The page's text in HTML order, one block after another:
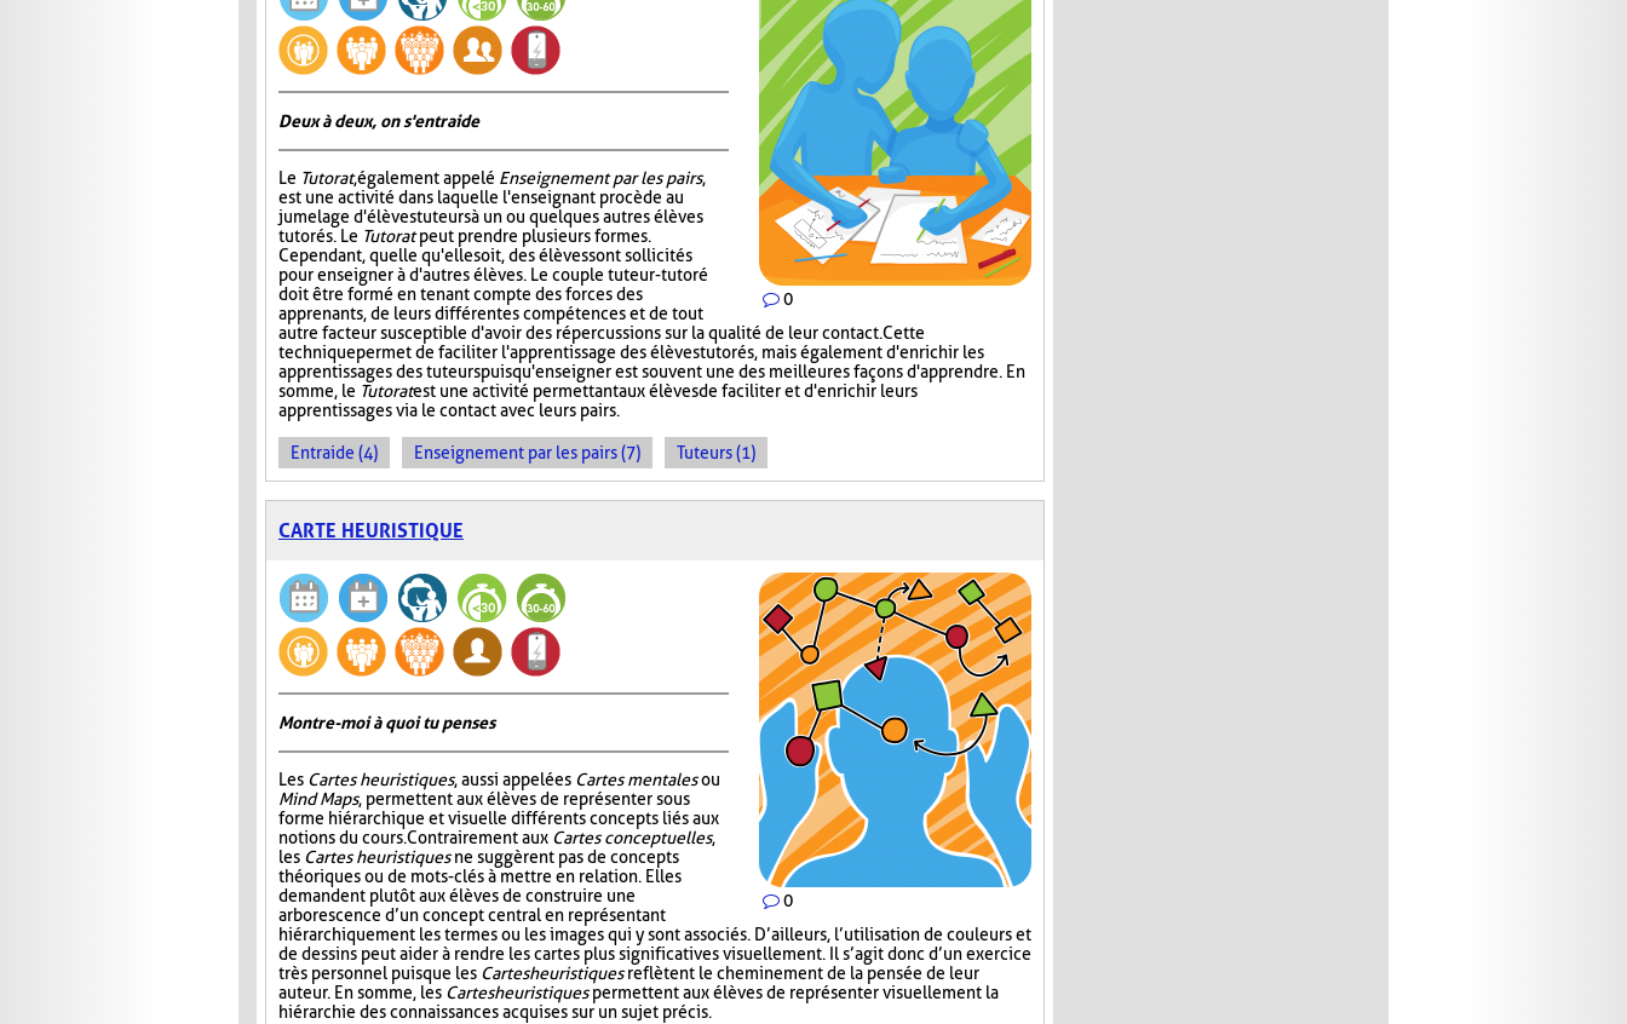
0
Deux à deux, on s'entraide
Le Tutorat, également appelé Enseignement par les pairs,
est une activité dans laquelle l'enseignant procède au
jumelage d'élèves tuteurs à un ou quelques autres élèves
tutorés. Le Tutoratpeut prendre plusieurs formes.
Cependant, quelle qu'elle soit, des élèves sont sollicités
pour enseigner à d'autres élèves. Le couple tuteur-tutoré
doit être formé en tenant compte des forces des
apprenants, de leurs différentes compétences et de tout
autre facteur susceptible d'avoir des répercussions sur la qualité de leur contact. Cette
technique permet de faciliter l'apprentissage des élèves tutorés, mais également d'enrichir les
apprentissages des tuteurs puisqu'enseigner est souvent une des meilleures façons d'apprendre. En
somme, le Tutoratest une activité permettant aux élèves de faciliter et d'enrichir leurs
apprentissages via le contact avec leurs pairs.
Entraide (4) Enseignement par les pairs (7) Tuteurs (1)
CARTE HEURISTIQUE
0
Montre-moi à quoi tu penses
Les Cartes heuristiques, aussi appelées Cartes mentalesou
Mind Maps, permettent aux élèves de représenter sous
forme hiérarchique et visuelle différents concepts liés aux
notions du cours. Contrairement aux Cartes conceptuelles,
les Cartes heuristiquesne suggèrent pas de concepts
théoriques ou de mots-clés à mettre en relation. Elles
demandent plutôt aux élèves de construire une
arborescence d’un concept central en représentant
hiérarchiquement les termes ou les images qui y sont associés. D’ailleurs, l’utilisation de couleurs et
de dessins peut aider à rendre les cartes plus significatives visuellement. Il s’agit donc d’un exercice
très personnel puisque les Cartes heuristiquesreflètent le cheminement de la pensée de leur
auteur. En somme, les Cartes heuristiquespermettent aux élèves de représenter visuellement la
hiérarchie des connaissances acquises sur un sujet précis.